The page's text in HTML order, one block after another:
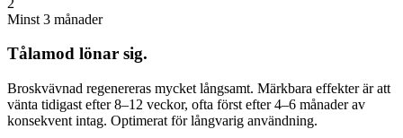
Minst 3 månader
Tålamod lönar sig.
Broskvävnad regenereras mycket långsamt. Märkbara effekter är att
vänta tidigast efter 8–12 veckor, ofta först efter 4–6 månader av
konsekvent intag. Optimerat för långvarig användning.